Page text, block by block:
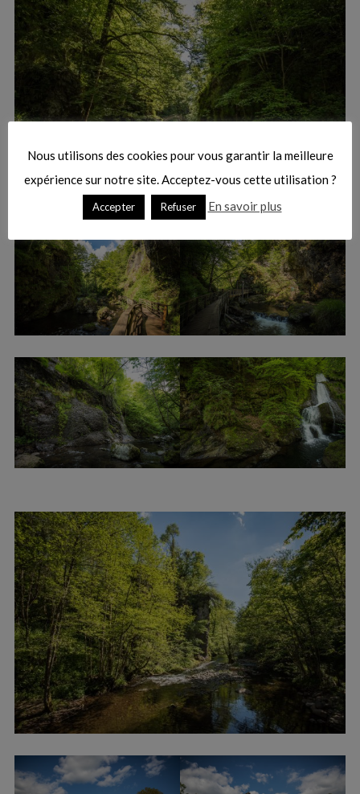
Nous utilisons des cookies pour vous garantir la meilleure
expérience sur notre site. Acceptez-vous cette utilisation ?
Accepter Refuser En savoir plus